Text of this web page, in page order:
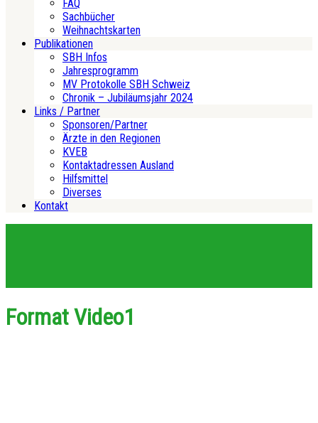
FAQ
Sachbücher
Weihnachtskarten
Publikationen
SBH Infos
Jahresprogramm
MV Protokolle SBH Schweiz
Chronik – Jubiläumsjahr 2024
Links / Partner
Sponsoren/Partner
Ärzte in den Regionen
KVEB
Kontaktadressen Ausland
Hilfsmittel
Diverses
Kontakt
Format Video1